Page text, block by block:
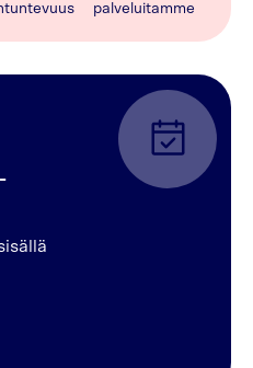
palveluitamme